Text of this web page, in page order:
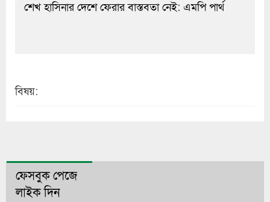
শেখ হাসিনার দেশে ফেরার বাস্তবতা নেই: এমপি পার্থ
বিষয়:
ফেসবুক পেজে
লাইক দিন